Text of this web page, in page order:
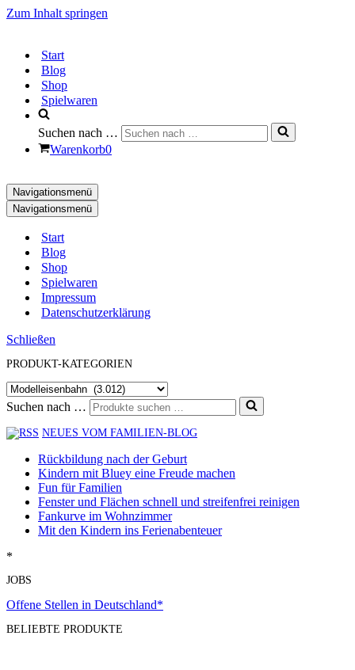
Zum Inhalt springen
Start
Blog
Shop
Spielwaren
Suchen nach …
Warenkorb0
Navigationsmenü
Navigationsmenü
Start
Blog
Shop
Spielwaren
Impressum
Datenschutzerklärung
Schließen
PRODUKT-KATEGORIEN
Suchen nach …
NEUES VOM FAMILIEN-BLOG
Rückbildung nach der Geburt
Kindern mit Bluey eine Freude machen
Fun für Familien
Fenster und Flächen schnell und streifenfrei reinigen
Fankurve im Wohnzimmer
Mit den Kindern ins Ferienabenteuer
*
JOBS
Offene Stellen in Deutschland*
BELIEBTE PRODUKTE